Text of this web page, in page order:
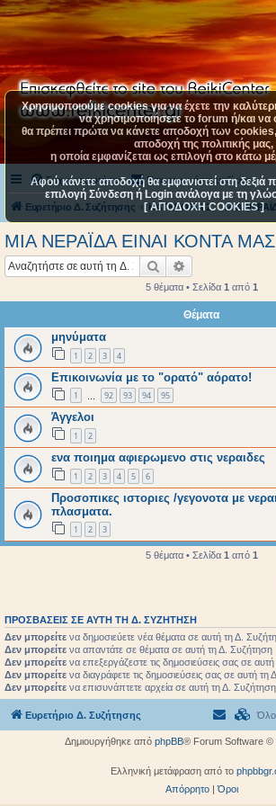
Συχνές ερωτήσεις Επικοινωνήστε μαζί μας
Ευρετήριο Δ. Συζήτησης ΚΑΤΗΓΟΡΙΑ 2
ΜΙΑ ΝΕΡΑΪΔΑ ΕΙΝΑΙ ΚΟΝΤΑ ΜΑΣ
Αναζήτηση
5 θέματα • Σελίδα 1 από 1
Θέματα
μηνύματα
1 2 3 4
Επικοινωνία με το "ορατό" αόρατο!
1 92 93 94 95
Άγγελοι
1 2
ενα ποιημα αφιερωμενο στις νεραιδες
1 2 3 4 5 6
Προσοπικες ιστοριες /γεγονοτα με
πλασματα.
1 2 3
5 θέματα • Σελίδα 1 από 1
ΠΡΟΣΒΆΣΕΙΣ ΣΕ ΑΥΤΉ ΤΗ Δ. ΣΥΖΉΤΗΣΗ
Δεν μπορείτε να δημοσιεύετε νέα θέματα σε αυτή τη Δ.
Δεν μπορείτε να απαντάτε σε θέματα σε αυτή τη Δ. Συζήτηση
Δεν μπορείτε να επεξεργάζεστε τις δημοσιεύσεις σας σε
Δεν μπορείτε να διαγράφετε τις δημοσιεύσεις σας σε αυτή τη
Δεν μπορείτε να επισυνάπτετε αρχεία σε αυτή τη Δ. Συζήτηση
Χρησιμοποιούμε cookies για να έχετε την
να χρησιμοποιήσετε το forum ή/και να
θα πρέπει πρώτα να κάνετε αποδοχή των cookies,
αποδοχή της πολιτικής μας,
η οποία εμφανίζεται ως επιλογή στο κάτω
Αφού κάνετε αποδοχή θα εμφανιστεί στη δεξιά
επιλογή Σύνδεση ή Login ανάλογα με τη
[ ΑΠΟΔΟΧΗ COOKIES ]
Ευρετήριο Δ. Συζήτησης
Δημιουργήθηκε από phpBB® Forum Software ©
Ελληνική μετάφραση από το
Απόρρητο|Όροι